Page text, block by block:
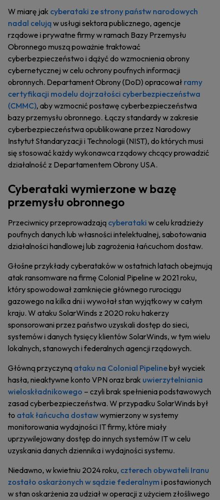
W miarę jak cyberataki ze strony państw narodowych
nadal celująw usługi sektora publicznego, agencje
rządowe i prywatne firmy w ramach Bazy Przemysłu
Obronnego muszą poważnie traktować
cyberbezpieczeństwo i dążyć do wzmocnienia obrony
cybernetycznej w celu ochrony poufnych informacji
obronnych. Departament Obrony (DoD) opracował ramy
certyfikacji modelu dojrzałości cyberbezpieczeństwa
(CMMC), aby wzmocnić postawę cyberbezpieczeństwa
bazy przemysłu obronnego. Łączy standardy w zakresie
cyberbezpieczeństwa opublikowane przez Narodowy
Instytut Standaryzacji i Technologii (NIST), do których musi
się stosować każdy wykonawca rządowy chcący prowadzić
działalność z Departamentem Obrony USA.
Cyberataki wymierzone w bazę
przemysłu obronnego
Przeciwnicy przeprowadzają cyberataki w celu kradzieży
poufnych danych lub własności intelektualnej, sabotowania
działalności handlowej lub zagrożenia łańcuchom dostaw.
Głośne przykłady cyberataków w ostatnich latach obejmują
atak ransomware na firmę Colonial Pipeline w 2021 roku,
który spowodował zamknięcie głównego rurociągu
gazowego na kilka dni i wywołał stan wyjątkowy w całym
kraju. W ataku SolarWinds z 2020 roku hakerzy
sponsorowani przez państwo uzyskali dostęp do sieci,
systemów i danych tysięcy klientów SolarWinds, w tym wielu
lokalnych, stanowych i federalnych agencji rządowych.
Główną przyczyną ataku na Colonial Pipelinebył wyciek
hasła, nieaktywne konto VPN oraz brak uwierzytelniania
wieloskładnikowego – czyli brak spełnienia podstawowych
zasad cyberbezpieczeństwa. W przypadku SolarWinds był
to atak łańcucha dostawwymierzony w systemy
monitorowania wydajności IT firmy, które miały
uprzywilejowany dostęp do innych systemów IT w celu
uzyskania danych dziennika i wydajności systemu.
Niedawno, w kwietniu 2024 roku, czterech obywateli Iranu
zostało oskarżonych w sądzie federalnym i postawionych
w stan oskarżenia za udział w operacji z użyciem złośliwego